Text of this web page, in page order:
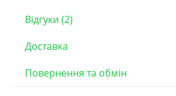
Відгуки (2)
Доставка
Повернення та обмін